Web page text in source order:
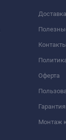
Оферта
Монтаж